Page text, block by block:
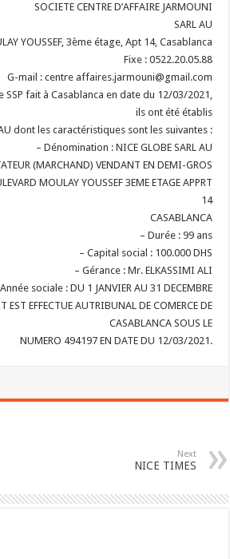
SOCIETE CENTRE D’AFFAIRE JARMOUNI
SARL AU
YOUSSEF, 3ème étage, Apt 14, Casablanca
Fixe : 0522.20.05.88
G-mail : centre affaires.jarmouni@gmail.com
SSP fait à Casablanca en date du 12/03/2021,
ils ont été établis
AU dont les caractéristiques sont les suivantes :
– Dénomination : NICE GLOBE SARL AU
(MARCHAND) VENDANT EN DEMI-GROS
MOULAY YOUSSEF 3EME ETAGE APPRT
14
CASABLANCA
– Durée : 99 ans
– Capital social : 100.000 DHS
– Gérance : Mr. ELKASSIMI ALI
sociale : DU 1 JANVIER AU 31 DECEMBRE
EST EFFECTUE AUTRIBUNAL DE COMERCE DE
CASABLANCA SOUS LE
NUMERO 494197 EN DATE DU 12/03/2021.
Next
NICE TIMES